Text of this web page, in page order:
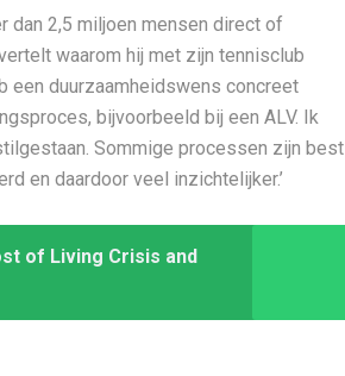
dan 2,5 miljoen mensen direct of
waarom hij met zijn tennisclub
een duurzaamheidswens concreet
bijvoorbeeld bij een ALV. Ik
Sommige processen zijn best
en daardoor veel inzichtelijker.’
of Living Crisis and